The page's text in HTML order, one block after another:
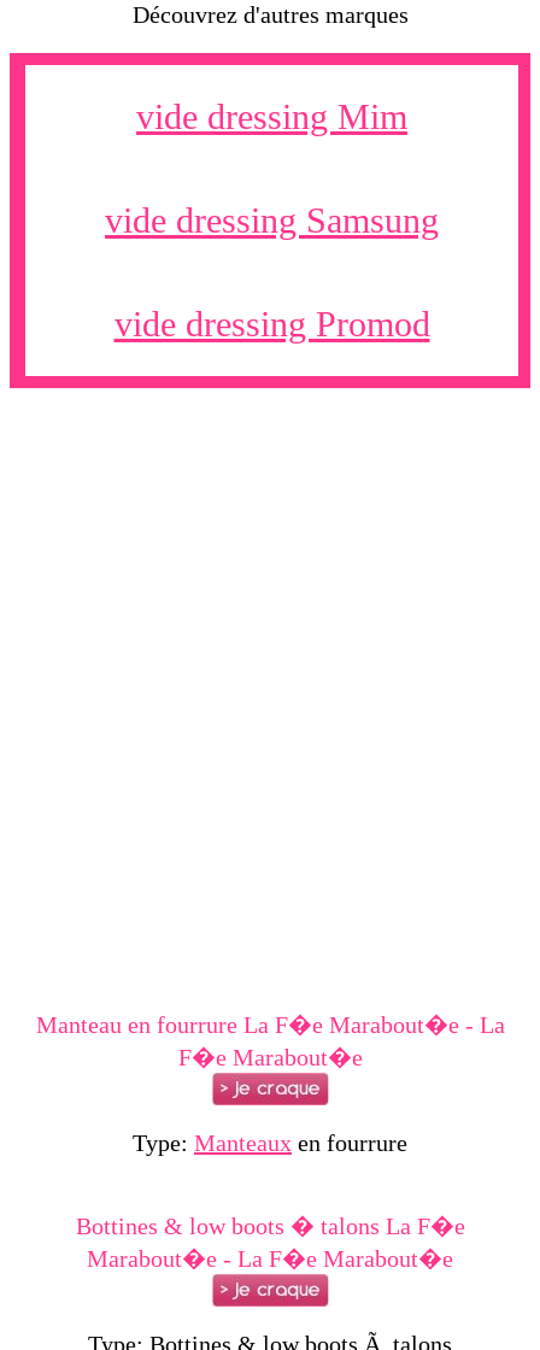
Découvrez d'autres marques
vide dressing Mim
vide dressing Samsung
vide dressing Promod
Manteau en fourrure La F�e Marabout�e - La
F�e Marabout�e
Type: Manteaux en fourrure
Bottines & low boots � talons La F�e
Marabout�e - La F�e Marabout�e
Type: Bottines & low boots Ã talons